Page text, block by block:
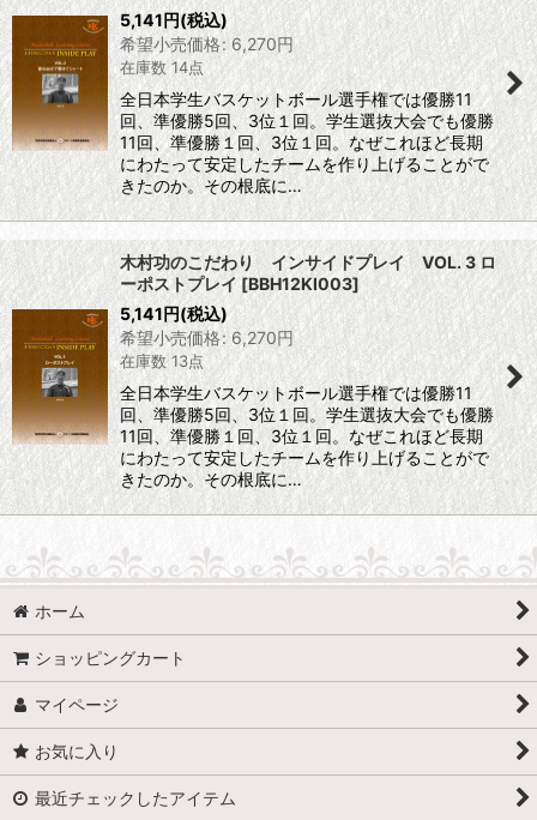
5,141円(税込)
希望小売価格: 6,270円
在庫数 14点
全日本学生バスケットボール選手権では優勝11
回、準優勝5回、3位１回。学生選抜大会でも優勝
11回、準優勝１回、3位１回。なぜこれほど長期
にわたって安定したチームを作り上げることがで
きたのか。その根底に…
木村功のこだわり インサイドプレイ VOL. 3 ロ
ーポストプレイ [BBH12KI003]
5,141円(税込)
希望小売価格: 6,270円
在庫数 13点
全日本学生バスケットボール選手権では優勝11
回、準優勝5回、3位１回。学生選抜大会でも優勝
11回、準優勝１回、3位１回。なぜこれほど長期
にわたって安定したチームを作り上げることがで
きたのか。その根底に…
ホーム
ショッピングカート
マイページ
お気に入り
最近チェックしたアイテム